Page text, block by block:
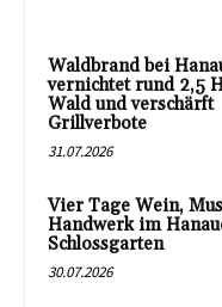
Waldbrand bei
vernichtet rund 2,5
Wald und verschärft
Grillverbote
31.07.2026
Vier Tage Wein,
Handwerk im
Schlossgarten
30.07.2026